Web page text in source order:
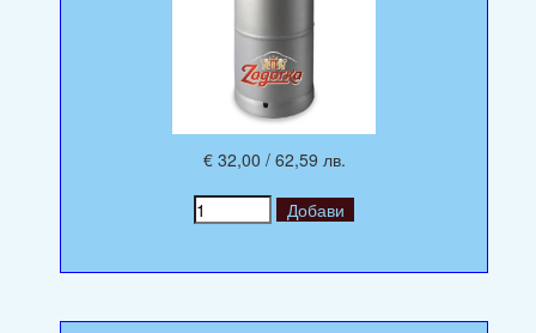
€ 32,00 / 62,59 лв.